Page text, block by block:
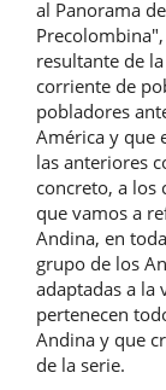
al Panorama
resultante de
corriente de
pobladores
América y que
las anteriores
concreto, a los
que vamos a
Andina, en
grupo de los
adaptadas a la
pertenecen
Andina y que
de la serie.